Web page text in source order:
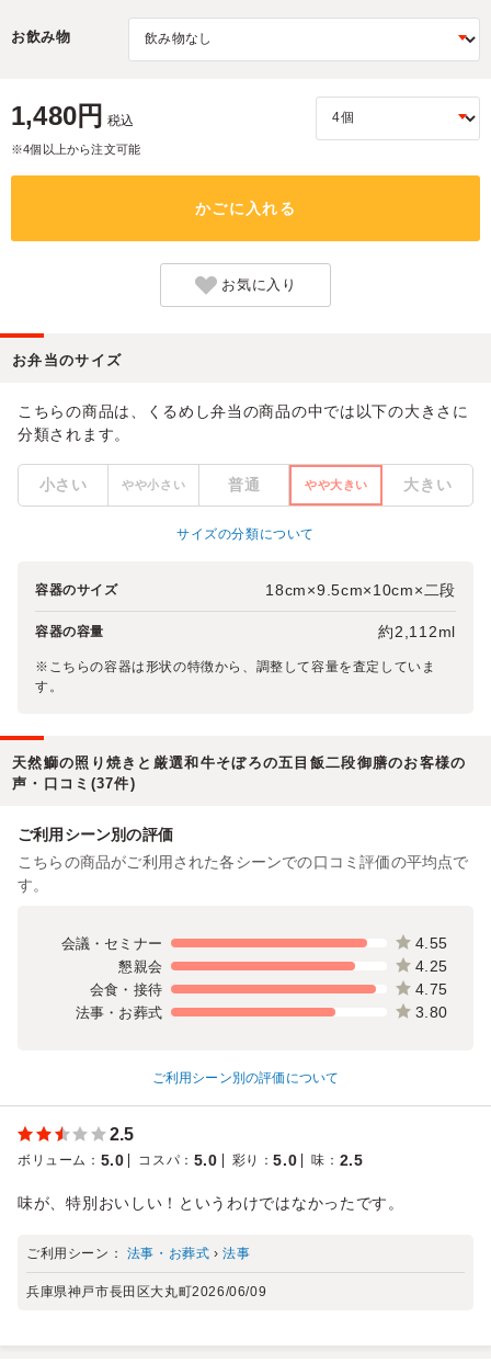
お飲み物
1,480円 税込
※4個以上から注文可能
かごに入れる
お気に入り
お弁当のサイズ
こちらの商品は、くるめし弁当の商品の中では以下の大きさに
分類されます。
小さい やや小さい 普通 やや大きい 大きい
サイズの分類について
容器のサイズ 18cm×9.5cm×10cm×二段
容器の容量 約2,112ml
※こちらの容器は形状の特徴から、調整して容量を査定していま
す。
天然鰤の照り焼きと厳選和牛そぼろの五目飯二段御膳のお客様の
声・口コミ(37件)
ご利用シーン別の評価
こちらの商品がご利用された各シーンでの口コミ評価の平均点で
す。
会議・セミナー 4.55
懇親会 4.25
会食・接待 4.75
法事・お葬式 3.80
ご利用シーン別の評価について
2.5
ボリューム ： 5.0 コスパ ： 5.0 彩り ：5.0 味 ： 2.5
味が、特別おいしい！というわけではなかったです。
ご利用シーン： 法事・お葬式 ›法事
兵庫県神戸市長田区大丸町2026/06/09